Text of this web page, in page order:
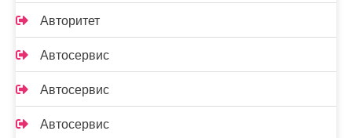
Авторитет
Автосервис
Автосервис
Автосервис